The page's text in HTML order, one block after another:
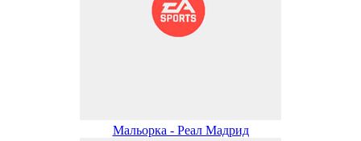
Мальорка - Реал Мадрид